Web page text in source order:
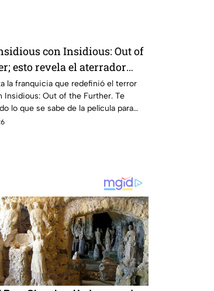
con Insidious: Out of
esto revela el aterrador
la franquicia que redefinió el terror
Insidious: Out of the Further. Te
lo que se sabe de la película para